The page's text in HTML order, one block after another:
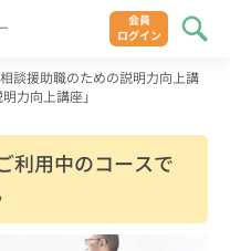
会員
ログイン
談援助職のための説明力向上講
力向上講座」
利用中のコースで